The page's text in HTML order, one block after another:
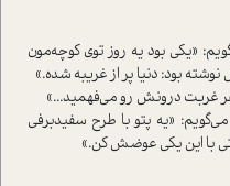
«یکی بود یه روز توی کوچه‌مون
بود: دنیا پر از غریبه شده.»
غربت درونش رو می‌فهمید...»
«یه پتو با طرح سفیدبرفی
با این یکی عوضش کن.»